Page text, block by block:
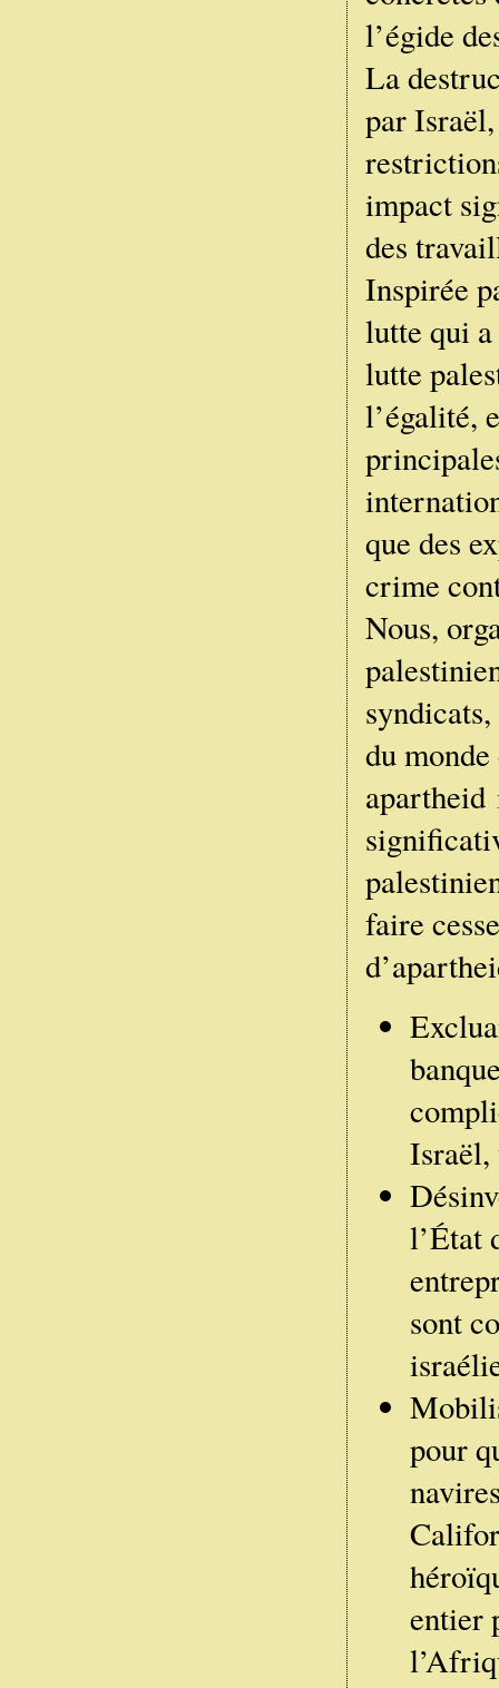
l’égide
La
par
impact
des
Inspirée
lutte qui
lutte
l’égalité,
que des
crime
Nous,
du
apartheid
faire
Israël,
l’État
sont
pour
entier